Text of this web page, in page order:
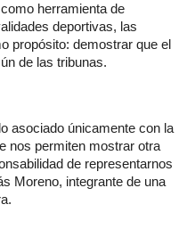
herramienta de
deportivas, las
propósito: demostrar que el
de las tribunas.
asociado únicamente con la
nos permiten mostrar otra
de representarnos
Moreno, integrante de una